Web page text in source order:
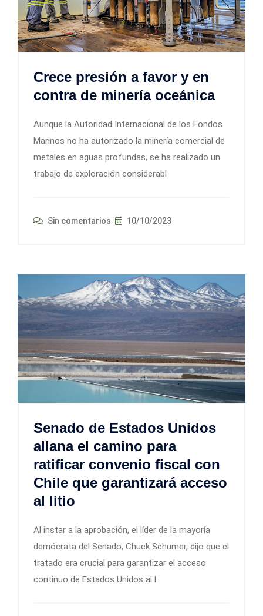
Crece presión a favor y en
contra de minería oceánica
Aunque la Autoridad Internacional de los Fondos
Marinos no ha autorizado la minería comercial de
metales en aguas profundas, se ha realizado un
trabajo de exploración considerabl
Sin comentarios 10/10/2023
Senado de Estados Unidos
allana el camino para
ratificar convenio fiscal con
Chile que garantizará acceso
al litio
Al instar a la aprobación, el líder de la mayoría
demócrata del Senado, Chuck Schumer, dijo que el
tratado era crucial para garantizar el acceso
continuo de Estados Unidos al l